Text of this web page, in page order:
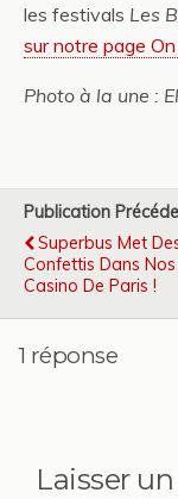
les festivals Les
sur notre page
Photo à la une :
Publication
Superbus Met
Confettis Dans
Casino De Paris !
1 réponse
Laisser